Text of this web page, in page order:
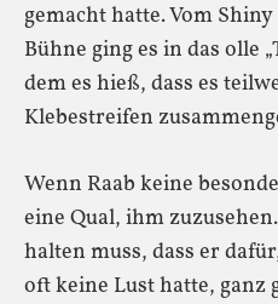
gemacht hatte. Vom
Bühne ging es in das olle
dem es hieß, dass es
Klebestreifen
Wenn Raab keine
eine Qual, ihm
halten muss, dass er
oft keine Lust hatte, ganz